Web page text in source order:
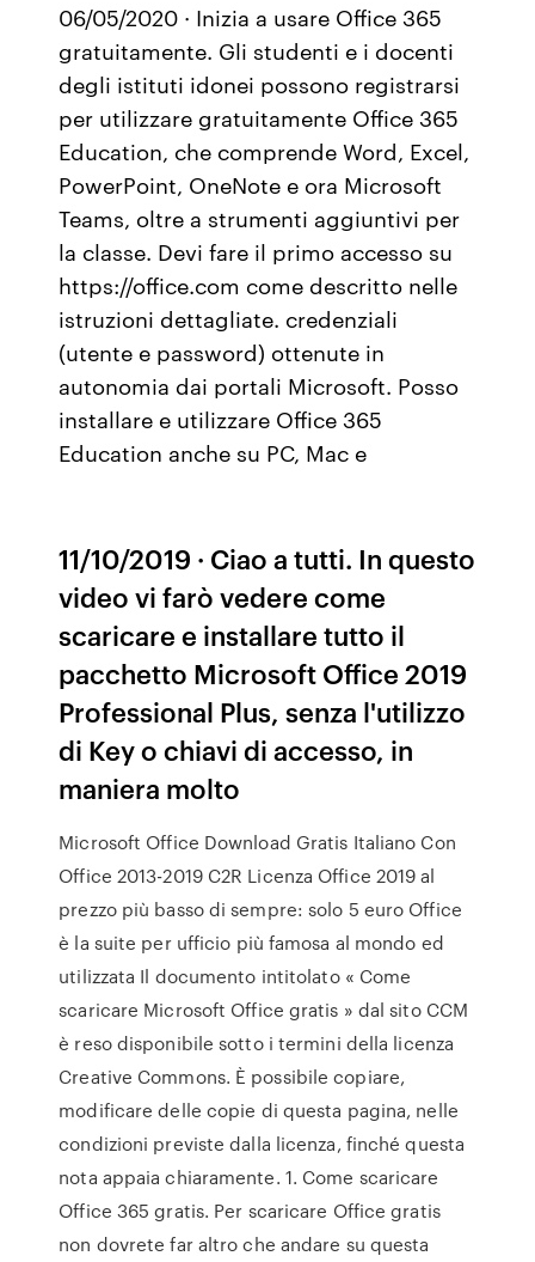
06/05/2020 · Inizia a usare Office 365
gratuitamente. Gli studenti e i docenti
degli istituti idonei possono registrarsi
per utilizzare gratuitamente Office 365
Education, che comprende Word, Excel,
PowerPoint, OneNote e ora Microsoft
Teams, oltre a strumenti aggiuntivi per
la classe. Devi fare il primo accesso su
https://office.com come descritto nelle
istruzioni dettagliate. credenziali
(utente e password) ottenute in
autonomia dai portali Microsoft. Posso
installare e utilizzare Office 365
Education anche su PC, Mac e
11/10/2019 · Ciao a tutti. In questo
video vi farò vedere come
scaricare e installare tutto il
pacchetto Microsoft Office 2019
Professional Plus, senza l'utilizzo
di Key o chiavi di accesso, in
maniera molto
Microsoft Office Download Gratis Italiano Con
Office 2013-2019 C2R Licenza Office 2019 al
prezzo più basso di sempre: solo 5 euro Office
è la suite per ufficio più famosa al mondo ed
utilizzata Il documento intitolato « Come
scaricare Microsoft Office gratis » dal sito CCM
è reso disponibile sotto i termini della licenza
Creative Commons. È possibile copiare,
modificare delle copie di questa pagina, nelle
condizioni previste dalla licenza, finché questa
nota appaia chiaramente. 1. Come scaricare
Office 365 gratis. Per scaricare Office gratis
non dovrete far altro che andare su questa